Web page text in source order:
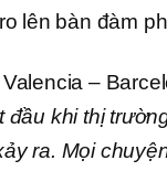
lên bàn đàm
–
đầu khi thị
ra. Mọi